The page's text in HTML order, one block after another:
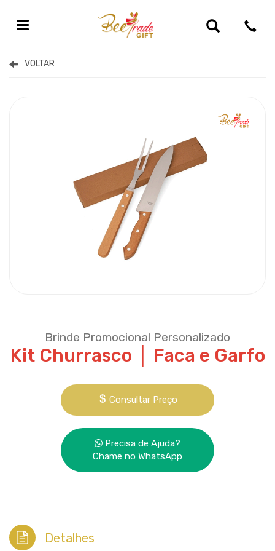
Kits Gourmet Personalizado Para Brinde
Brinde Promocional Personalizado
Kit Churrasco │ Faca e Garfo
Consultar Preço
Precisa de Ajuda?
Chame no WhatsApp
Detalhes